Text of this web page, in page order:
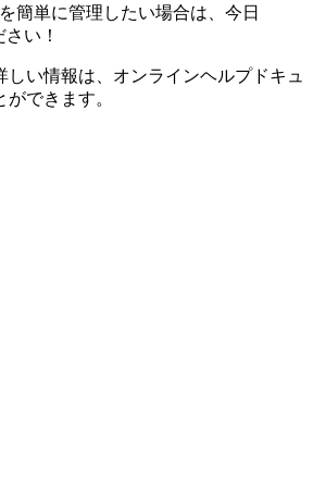
簡単に管理したい場合は、今日
い！
しい情報は、オンラインヘルプドキュ
できます。